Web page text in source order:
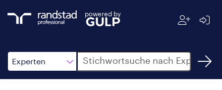
powered by
Experten
Suche